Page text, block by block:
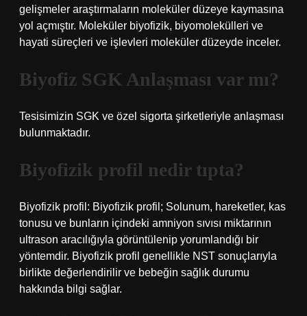
gelişmeler araştırmaların moleküler düzeye kaymasına
yol açmıştır. Moleküler biyofizik, biyomolekülleri ve
hayati süreçleri ve işlevleri moleküler düzeyde inceler.
Biyofiz SGK Anlaşması var mı?
Tesisimizin SGK ve özel sigorta şirketleriyle anlaşması
bulunmaktadır.
Biyofizik profil nedir tıpta?
Biyofizik profil: Biyofizik profil; Solunum, hareketler, kas
tonusu ve bunların içindeki amniyon sıvısı miktarının
ultrason aracılığıyla görüntülenip yorumlandığı bir
yöntemdir. Biyofizik profil genellikle NST sonuçlarıyla
birlikte değerlendirilir ve bebeğin sağlık durumu
hakkında bilgi sağlar.